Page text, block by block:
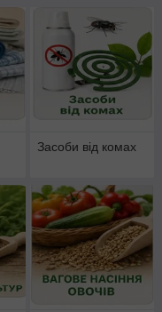
Засоби від комах